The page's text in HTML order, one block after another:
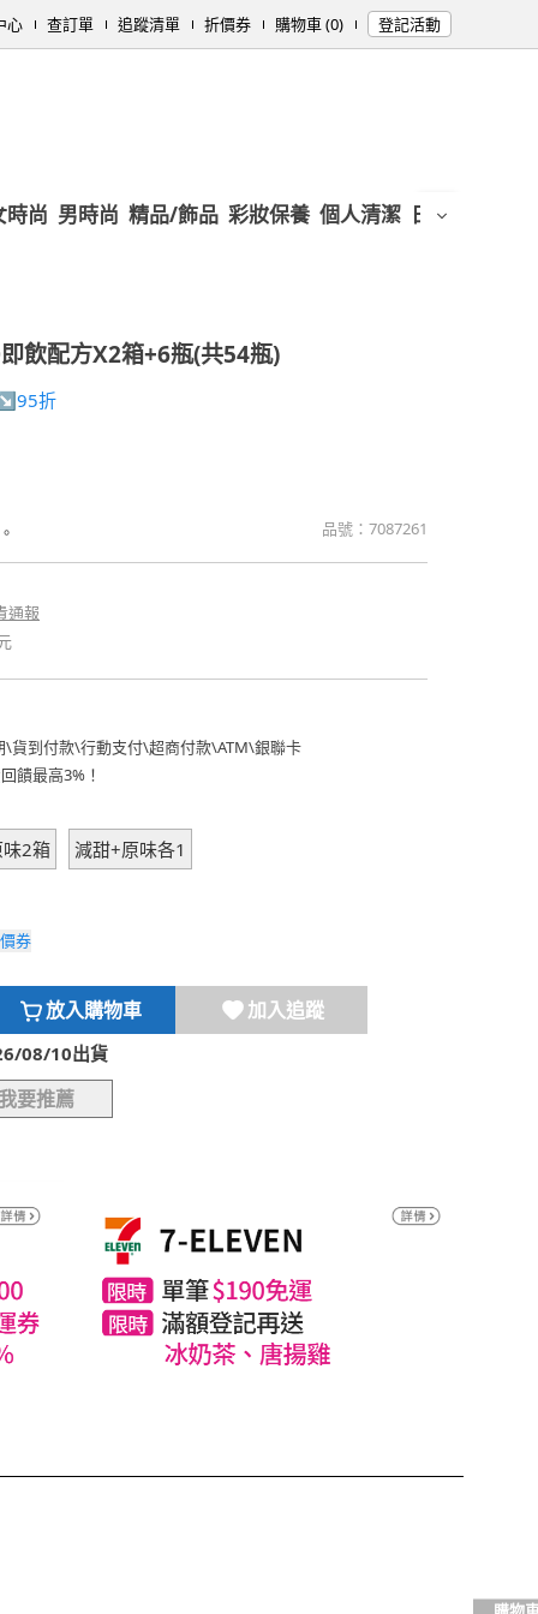
心 查訂單 追蹤清單 折價券 購物車 (0) 登記活動
時尚 男時尚 精品/飾品 彩妝保養 個人清潔 日用/紙品
飲配方X2箱+6瓶(共54瓶)
折
品號： 7087261
通報
\貨到付款\行動支付\超商付款\ATM\銀聯卡
饋最高3%！
2箱 減甜+原味各1
券
放入購物車 加入追蹤
08/10出貨
要推薦